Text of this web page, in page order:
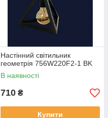
Настінний світильник
геометрія 756W220F2-1 BK
В наявності
710 ₴
Купити